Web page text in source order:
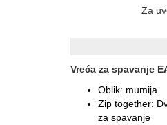
Za
Vreća za spavanje
Oblik: mumija
Zip together:
za spavanje